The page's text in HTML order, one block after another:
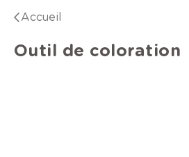
Accueil
Outil de coloration